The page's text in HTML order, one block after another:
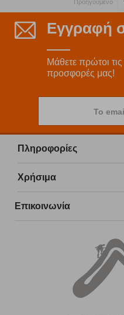
Προηγούμενο
Εγγραφή
Μάθετε πρώτοι τις
προσφορές μας!
Το
Πληροφορίες
Χρήσιμα
Επικοινωνία